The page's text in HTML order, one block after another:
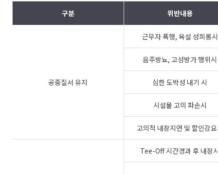
구분 위반내용
공중질서 유지
근무자 폭행, 욕설 성희롱시
음주방뇨, 고성방가 행위시
심한 도박성 내기 시
시설물 고의 파손시
고의적 내장지연 및 할인강
Tee-Off 시간경과 후 내장